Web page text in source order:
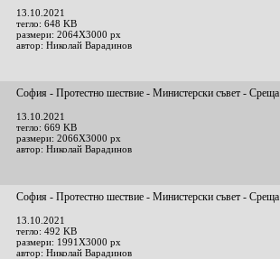
13.10.2021
тегло: 648 KB
размери: 2064X3000 px
автор: Николай Варадинов
София - Протестно шествие - Министерски съвет - Среща
13.10.2021
тегло: 669 KB
размери: 2066X3000 px
автор: Николай Варадинов
София - Протестно шествие - Министерски съвет - Среща
13.10.2021
тегло: 492 KB
размери: 1991X3000 px
автор: Николай Варадинов